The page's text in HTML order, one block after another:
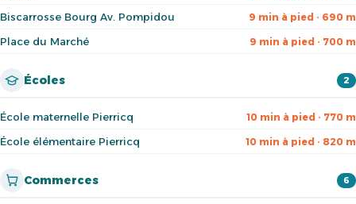
Biscarrosse Bourg Av. Pompidou 9 min à pied · 690 m
Place du Marché 9 min à pied · 700 m
Écoles 2
École maternelle Pierricq 10 min à pied · 770 m
École élémentaire Pierricq 10 min à pied · 820 m
Commerces 6